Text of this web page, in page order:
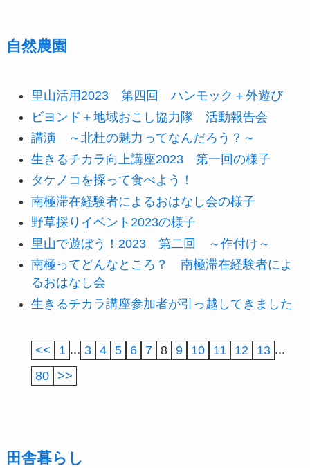
自然農園
里山活用2023 第四回 ハンモック＋外遊び
ビヨンド＋地域おこし協力隊 活動報告会
講演 ～北杜の魅力ってなんだろう？～
生きるチカラ向上講座2023 第一回の様子
タケノコを採って食べよう！
南極滞在経験者によるおはなし会の様子
野草採りイベント2023の様子
里山で遊ぼう！2023 第二回 ～作付け～
南極ってどんなところ？ 南極滞在経験者によ
るおはなし会
生きるチカラ講座参加者が引っ越してきました
<< 1 ... 3 4 5 6 7 8 9 10 11 12 13 ...
80
>>
田舎暮らし